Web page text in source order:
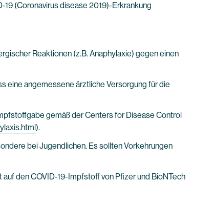
(Coronavirus disease 2019)-Erkrankung
Reaktionen (z.B. Anaphylaxie) gegen einen
eine angemessene ärztliche Versorgung für die
gemäß der Centers for Disease Control
).
bei Jugendlichen. Es sollten Vorkehrungen
den COVID-19-Impfstoff von Pfizer und BioNTech